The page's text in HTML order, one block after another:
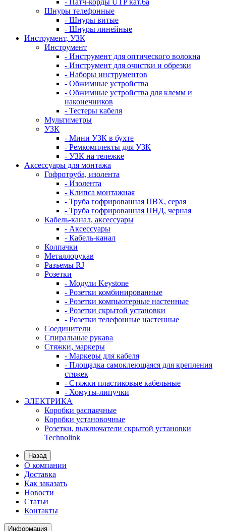
- Патч-корды UTP кат.6а
Шнуры телефонные
- Шнуры витые
- Шнуры линейные
Инструмент, УЗК
Инструмент
- Инструмент для оптического волокна
- Инструмент для очистки и обрезки
- Наборы инструментов
- Обжимные устройства
- Обжимные устройства для клемм и
наконечников
- Тестеры кабеля
Мультиметры
УЗК
- Мини УЗК в бухте
- Ремкомплекты для УЗК
- УЗК на тележке
Аксессуары для монтажа
Гофротруба, изолента
- Изолента
- Клипса монтажная
- Труба гофрированная ПВХ, серая
- Труба гофрированная ПНД, черная
Кабель-канал, аксессуары
- Аксессуары
- Кабель-канал
Колпачки
Металлорукав
Разъемы RJ
Розетки
- Модули Keystone
- Розетки комбинированные
- Розетки компьютерные настенные
- Розетки скрытой установки
- Розетки телефонные настенные
Соединители
Спиральные рукава
Стяжки, маркеры
- Маркеры для кабеля
- Площадка самоклеющаяся для крепления
стяжек
- Стяжки пластиковые кабельные
- Хомуты-липучки
ЭЛЕКТРИКА
Коробки распаячные
Коробки установочные
Розетки, выключатели скрытой установки
Technolink
Назад
О компании
Доставка
Как заказать
Новости
Статьи
Контакты
Информация